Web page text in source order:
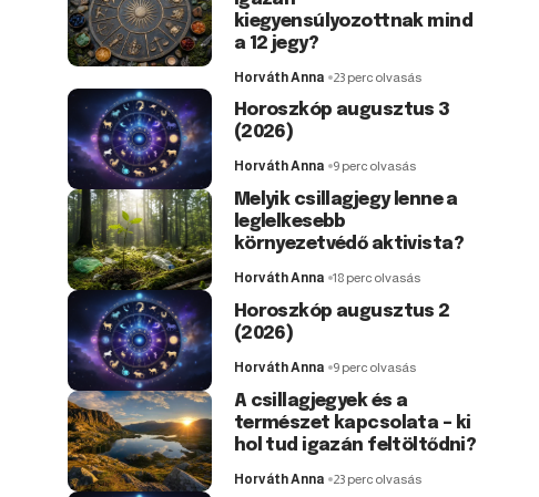
kiegyensúlyozottnak mind
a 12 jegy?
Horváth Anna 23 perc olvasás
Horoszkóp augusztus 3
(2026)
Horváth Anna 9 perc olvasás
Melyik csillagjegy lenne a
leglelkesebb
környezetvédő aktivista?
Horváth Anna 18 perc olvasás
Horoszkóp augusztus 2
(2026)
Horváth Anna 9 perc olvasás
A csillagjegyek és a
természet kapcsolata – ki
hol tud igazán feltöltődni?
Horváth Anna 23 perc olvasás